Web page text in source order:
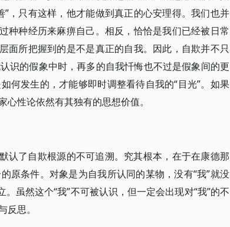
，只有这样，他才能做到真正的心安理得。我们也并
种种经历来麻痹自己。相反，恰恰是我们已经被日常
面所把握到的是不是真正的自我。因此，自欺并不只
识的假象中时，再多的自我忏悔也不过是假象间的更
何发生的，才能够即时调整看待自我的“目光”。如果
性论依然有其独有的思想价值。
认了自欺根源的不可追溯。究其根本，在于在康德那
原条件。对象是为自我所认同的某物，没有“我”就没
虽然这个“我”不可被认识，但一定会出现对“我”的不
思。